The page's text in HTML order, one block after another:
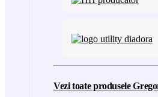
Vezi toate produsele